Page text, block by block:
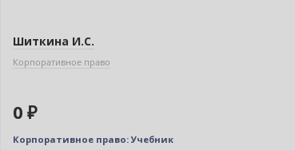
Шиткина И.С.
Корпоративное право
0 ₽
Корпоративное право: Учебник